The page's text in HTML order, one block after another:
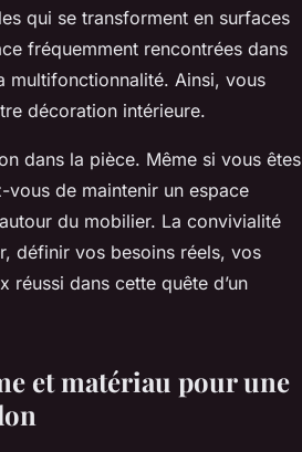
qui se transforment en surfaces
fréquemment rencontrées dans
multifonctionnalité. Ainsi, vous
décoration intérieure.
dans la pièce. Même si vous êtes
de maintenir un espace
du mobilier. La convivialité
définir vos besoins réels, vos
réussi dans cette quête d’un
et matériau pour une